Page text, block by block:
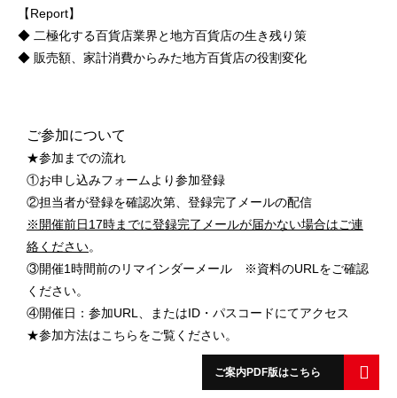
【Report】
◆ 二極化する百貨店業界と地方百貨店の生き残り策
◆ 販売額、家計消費からみた地方百貨店の役割変化
ご参加について
★参加までの流れ
①お申し込みフォームより参加登録
②担当者が登録を確認次第、登録完了メールの配信
※開催前日17時までに登録完了メールが届かない場合はご連
絡ください。
③開催1時間前のリマインダーメール ※資料のURLをご確認
ください。
④開催日：参加URL、またはID・パスコードにてアクセス
★参加方法はこちらをご覧ください。
ご案内PDF版はこちら